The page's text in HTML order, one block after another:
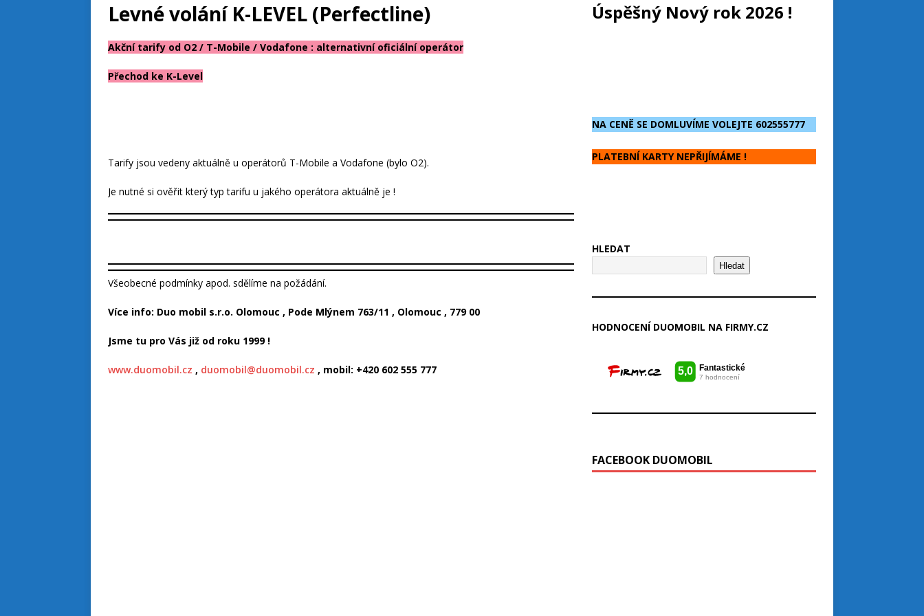
Levné volání K-LEVEL (Perfectline)
Akční tarify od O2 / T-Mobile / Vodafone : alternativní oficiální operátor
Přechod ke K-Level
Tarify jsou vedeny aktuálně u operátorů T-Mobile a Vodafone (bylo O2).
Je nutné si ověřit který typ tarifu u jakého operátora aktuálně je !
Všeobecné podmínky apod. sdělíme na požádání.
Více info: Duo mobil s.r.o. Olomouc , Pode Mlýnem 763/11 , Olomouc , 779 00
Jsme tu pro Vás již od roku 1999 !
www.duomobil.cz , duomobil@duomobil.cz , mobil: +420 602 555 777
Úspěšný Nový rok 2026 !
NA CENĚ SE DOMLUVÍME VOLEJTE 602555777
PLATEBNÍ KARTY NEPŘIJÍMÁME !
HLEDAT
Hledat
HODNOCENÍ DUOMOBIL NA FIRMY.CZ
FACEBOOK DUOMOBIL